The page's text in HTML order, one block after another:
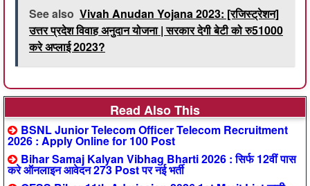
See also Vivah Anudan Yojana 2023: [रजिस्ट्रेशन]
उत्तर प्रदेश विवाह अनुदान योजना | सरकार देगी बेटी को रु51000
करे अप्लाई 2023?
Read Also This
BSNL Junior Telecom Officer Telecom Recruitment
2026 : Apply Online for 100 Post
Bihar Samaj Kalyan Vibhag Bharti 2026 : सिर्फ 12वीं पास
करे ऑनलाइन आवेदन 273 Post पर नई भर्ती